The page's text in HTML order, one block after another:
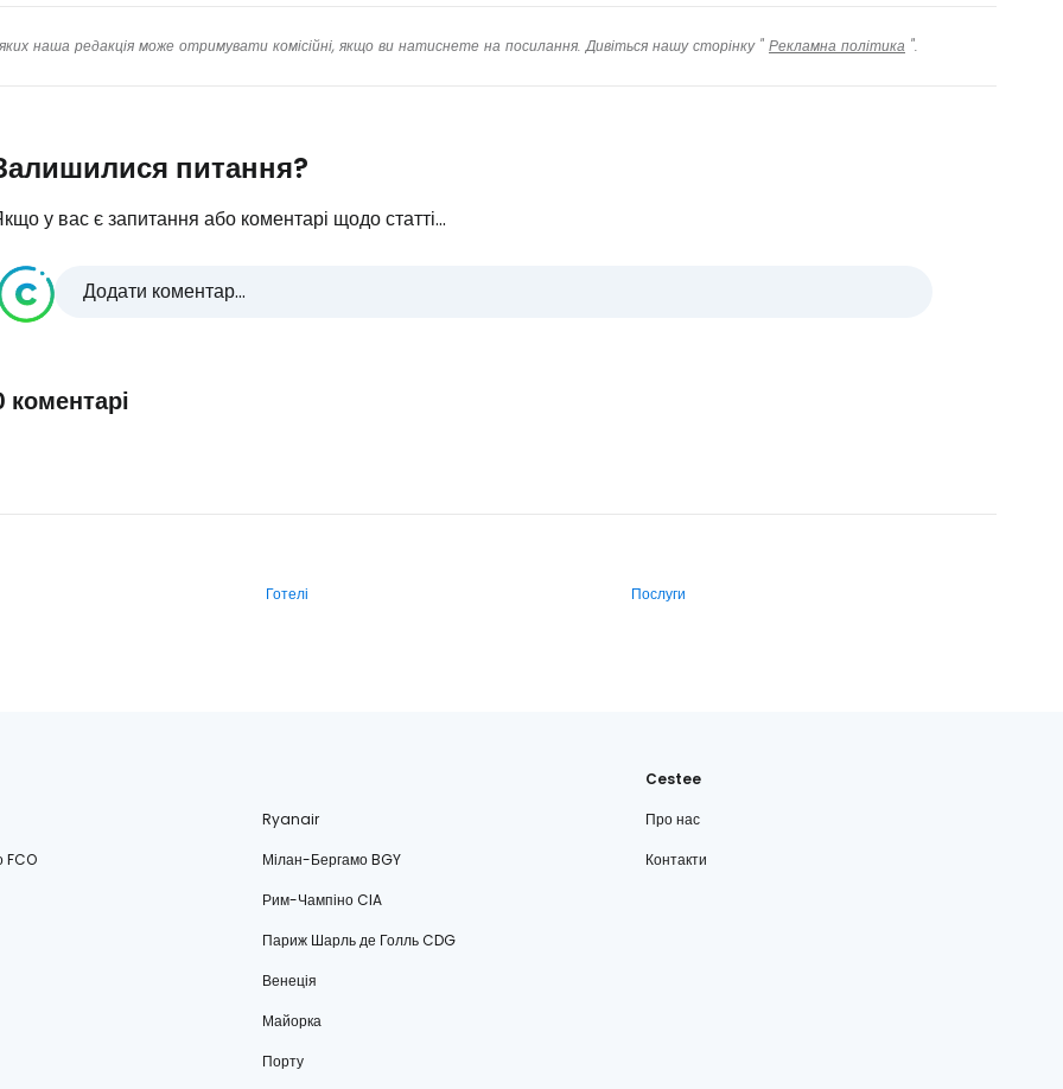
наша редакція може отримувати комісійні, якщо ви натиснете на посилання. Дивіться нашу сторінку " Рекламна політика ".
питання?
у вас є запитання або коментарі щодо статті...
Додати коментар...
коментарі
Готелі Послуги
Ryanair
FCO
Мілан-Бергамо BGY
Рим-Чампіно CIA
Париж Шарль де Голль CDG
Венеція
Майорка
Порту
Cestee
Про нас
Контакти